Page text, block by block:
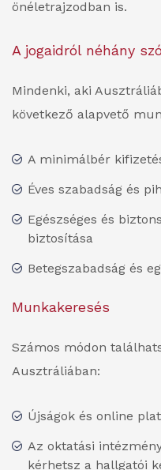
önéletrajzodban is.
A jogaidról néhány
Mindenki, aki
következő alapvető
A minimálbér
Éves szabadság és
Egészséges és
biztosítása
Betegszabadság és
Munkakeresés
Számos módon
Ausztráliában:
Újságok és online
Az oktatási
kérhetsz a hallgatói